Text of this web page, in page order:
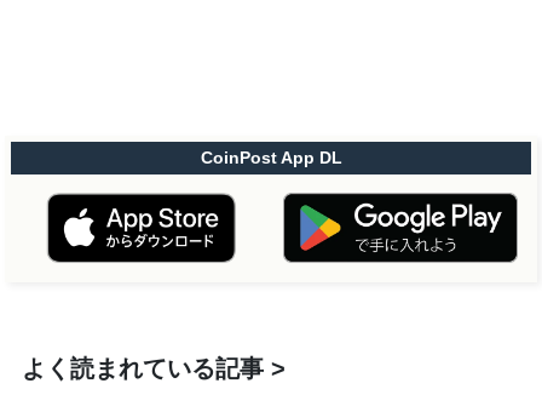
CoinPost App DL
よく読まれている記事